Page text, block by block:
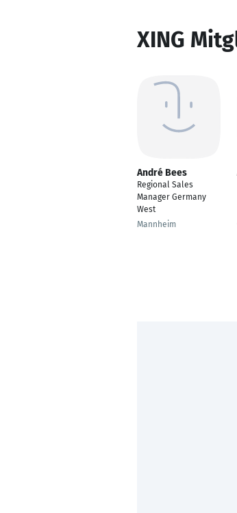
XING
André Bees
Regional Sales
Manager Germany
West
Mannheim